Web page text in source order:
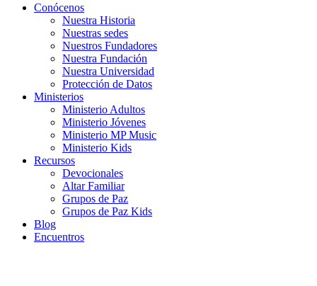
Conócenos
Nuestra Historia
Nuestras sedes
Nuestros Fundadores
Nuestra Fundación
Nuestra Universidad
Protección de Datos
Ministerios
Ministerio Adultos
Ministerio Jóvenes
Ministerio MP Music
Ministerio Kids
Recursos
Devocionales
Altar Familiar
Grupos de Paz
Grupos de Paz Kids
Blog
Encuentros